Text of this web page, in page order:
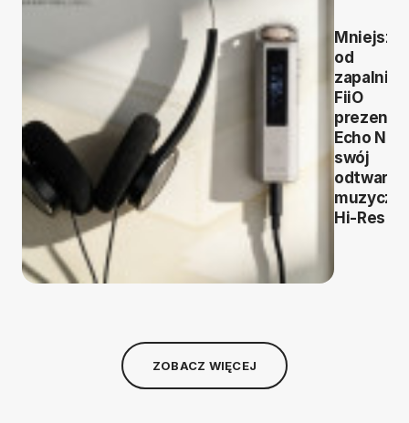
Mniejszy
od
FiiO
Echo
swój
Hi-Res
ZOBACZ WIĘCEJ